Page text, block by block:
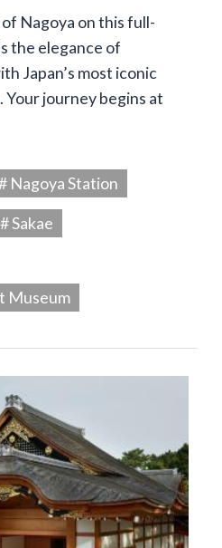
Nagoya on this full-
the elegance of
Japan’s most iconic
journey begins at
Nagoya Station
# Sakae
Museum